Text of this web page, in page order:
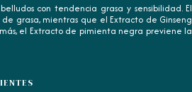
con tendencia grasa y sensibilidad. El
grasa, mientras que el Extracto de Ginseng
el Extracto de pimienta negra previene la